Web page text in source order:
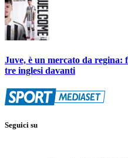
Juve, è un mercato da regina:
tre inglesi davanti
Seguici su